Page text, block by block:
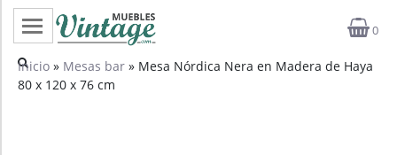
0
Categorías
Inicio » Mesas bar » Mesa Nórdica Nera en Madera de Haya
80 x 120 x 76 cm